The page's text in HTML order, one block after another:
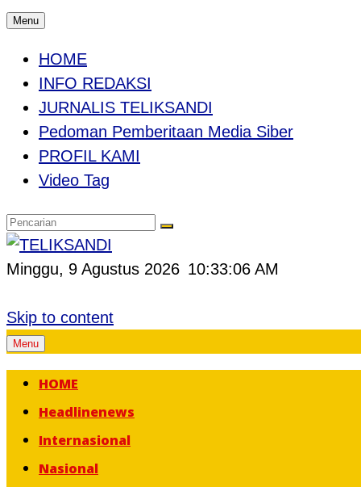
Menu
HOME
INFO REDAKSI
JURNALIS TELIKSANDI
Pedoman Pemberitaan Media Siber
PROFIL KAMI
Video Tag
Minggu, 9 Agustus 2026 10:33:07 AM
Skip to content
Menu
HOME
Headlinenews
Internasional
Nasional